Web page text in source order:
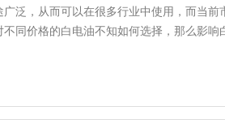
广泛，从而可以在很多行业中使用，而当前
不同价格的白电油不知如何选择，那么影响